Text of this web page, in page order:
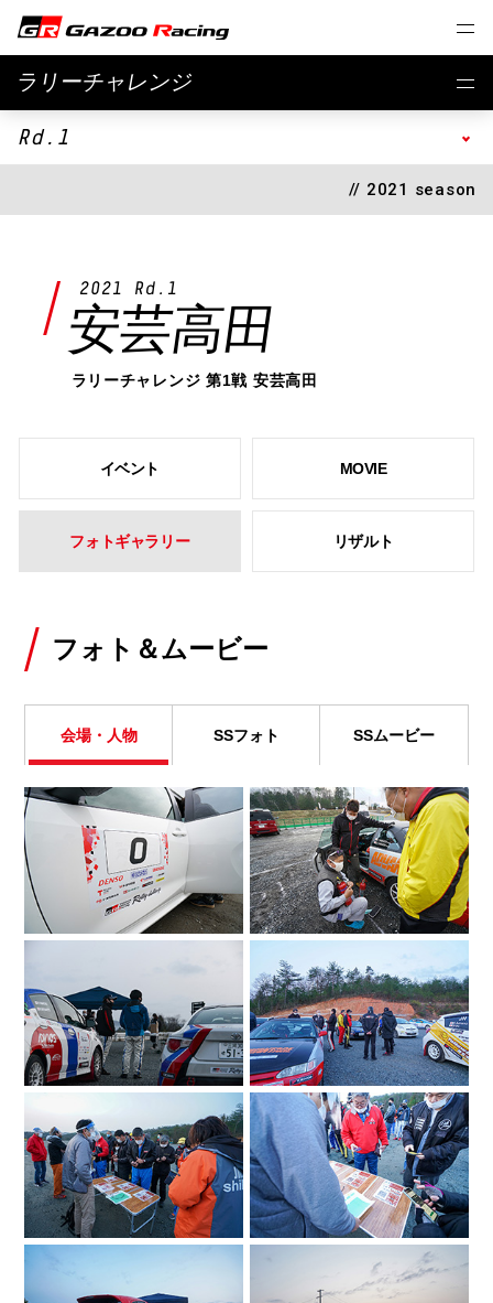
ラリーチャレンジ
// 2021 season
Rd.1
2021 Rd.1
安芸高田
ラリーチャレンジ 第1戦 安芸高田
イベント MOVIE
フォトギャラリー リザルト
フォト＆ムービー
会場・人物 SSフォト SSムービー